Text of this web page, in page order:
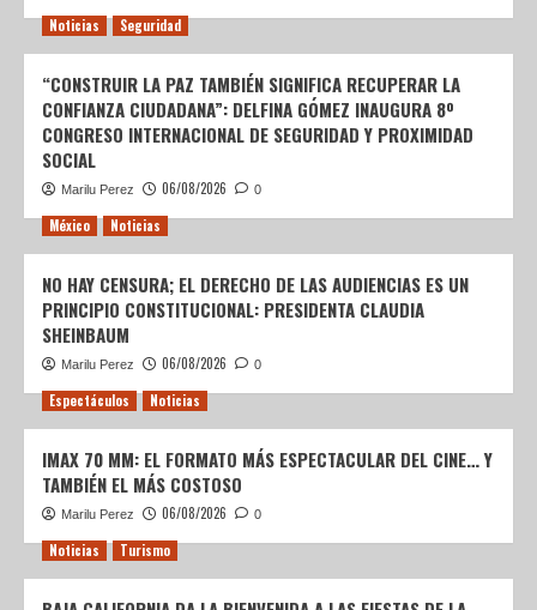
Noticias Seguridad
“CONSTRUIR LA PAZ TAMBIÉN SIGNIFICA RECUPERAR LA
CONFIANZA CIUDADANA”: DELFINA GÓMEZ INAUGURA 8º
CONGRESO INTERNACIONAL DE SEGURIDAD Y PROXIMIDAD
SOCIAL
Marilu Perez 06/08/2026 0
México Noticias
NO HAY CENSURA; EL DERECHO DE LAS AUDIENCIAS ES UN
PRINCIPIO CONSTITUCIONAL: PRESIDENTA CLAUDIA
SHEINBAUM
Marilu Perez 06/08/2026 0
Espectáculos Noticias
IMAX 70 MM: EL FORMATO MÁS ESPECTACULAR DEL CINE… Y
TAMBIÉN EL MÁS COSTOSO
Marilu Perez 06/08/2026 0
Noticias Turismo